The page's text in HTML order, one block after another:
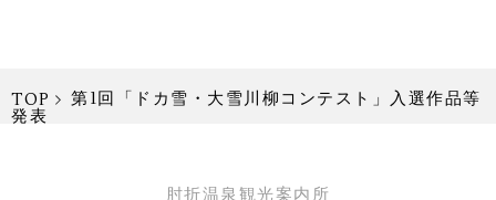
TOP
第1回「ドカ雪・大雪川柳コンテスト」入選作品等
発表
肘折温泉観光案内所